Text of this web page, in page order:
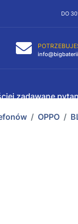
DO
zadawane
OPPO